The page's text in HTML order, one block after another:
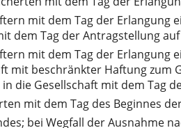
mit dem Tag der
dem Tag der Antragstellung
mit dem Tag der
mit beschränkter Haftung
die Gesellschaft mit dem Tag
mit dem Tag des Beginnes
bei Wegfall der Ausnahme